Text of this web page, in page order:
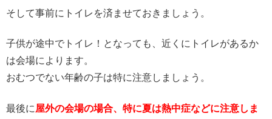
そして事前にトイレを済ませておきましょう。
子供が途中でトイレ！となっても、近くにトイレがあるか
は会場によります。
おむつでない年齢の子は特に注意しましょう。
最後に屋外の会場の場合、特に夏は熱中症などに注意しま